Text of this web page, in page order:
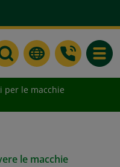
per le macchie
le macchie